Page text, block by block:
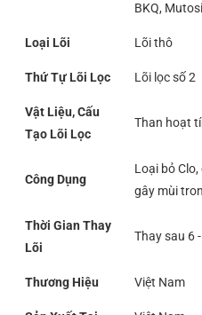
BKQ,
Loại Lõi Lõi thô
Thứ Tự Lõi Lọc Lõi lọc số 2
Vật Liệu, Cấu
Tạo Lõi Lọc
Than hoạt
Công Dụng
Loại bỏ
gây mùi
Thời Gian Thay
Lõi
Thay sau 6
Thương Hiệu Việt Nam